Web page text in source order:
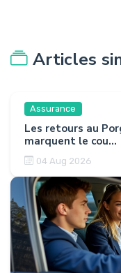
Articles
Assurance
Les retours au
marquent le cou...
04 Aug 2026